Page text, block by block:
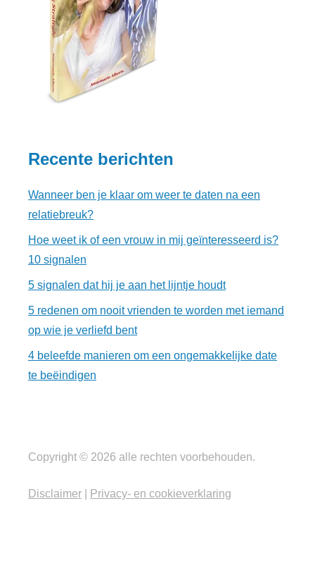
Recente berichten
Wanneer ben je klaar om weer te daten na een
relatiebreuk?
Hoe weet ik of een vrouw in mij geïnteresseerd is?
10 signalen
5 signalen dat hij je aan het lijntje houdt
5 redenen om nooit vrienden te worden met iemand
op wie je verliefd bent
4 beleefde manieren om een ongemakkelijke date
te beëindigen
Copyright © 2026 alle rechten voorbehouden.
Disclaimer Privacy- en cookieverklaring